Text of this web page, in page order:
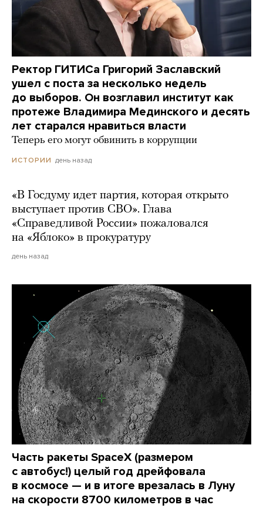
Ректор ГИТИСа Григорий Заславский
ушел с поста за несколько недель
до выборов. Он возглавил институт как
протеже Владимира Мединского и десять
лет старался нравиться власти
Теперь его могут обвинить в коррупции
ИСТОРИИ день назад
«В Госдуму идет партия, которая открыто
выступает против СВО». Глава
«Справедливой России» пожаловался
на «Яблоко» в прокуратуру
день назад
Часть ракеты SpaceX (размером
с автобус!) целый год дрейфовала
в космосе — и в итоге врезалась в Луну
на скорости 8700 километров в час